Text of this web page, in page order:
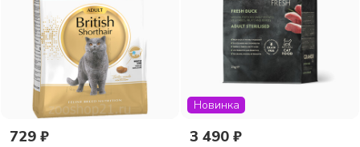
Природные мощь и величие.
Величественные мейн-куны —
одни из самых крупных кошек, внешний вид которых
свидетельствует о необычайной силе и выносливости.
Этим кошкам-великанам с массивными костями требуется
особый уход, цель которого — обеспечить здоровье
729 ₽
Новинка
3 490 ₽